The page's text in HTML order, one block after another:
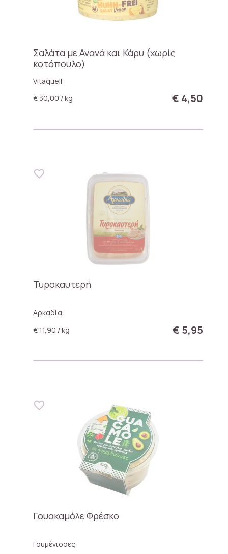
Σαλάτα με Ανανά και Κάρυ (χωρίς
κοτόπουλο)
Vitaquell
€ 30,00 / kg
€ 4,50
Τυροκαυτερή
Αρκαδία
€ 11,90 / kg
€ 5,95
Γουακαμόλε Φρέσκο
Γουμένισσες